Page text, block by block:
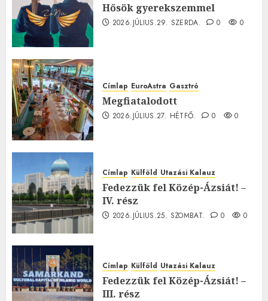
Hősök gyerekszemmel
2026.JÚLIUS.29. SZERDA. 0 0
Címlap EuroAstra Gasztró
Megfiatalodott
2026.JÚLIUS.27. HÉTFŐ. 0 0
Címlap Külföld Utazási Kalauz
Fedezzük fel Közép-Ázsiát! –
IV. rész
2026.JÚLIUS.25. SZOMBAT. 0 0
Címlap Külföld Utazási Kalauz
Fedezzük fel Közép-Ázsiát! –
III. rész